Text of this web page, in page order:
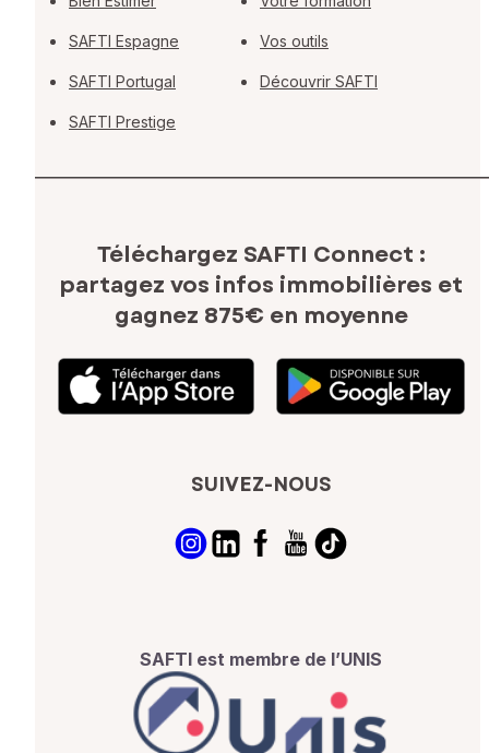
SAFTI Espagne
SAFTI Portugal
SAFTI Prestige
Vos outils
Découvrir SAFTI
Téléchargez SAFTI Connect :
partagez vos infos immobilières et
gagnez 875€ en moyenne
SUIVEZ-NOUS
SAFTI est membre de l’UNIS